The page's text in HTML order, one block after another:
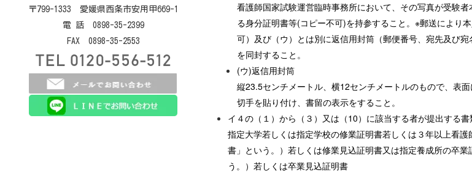
看護師国家試験運営臨時事務所において、その写真が受験
る身分証明書等(コピー不可)を持参すること。※郵送により
可）及び（ウ）とは別に返信用封筒（郵便番号、宛先及び
を同封すること。
(ウ)返信用封筒
縦23.5センチメートル、横12センチメートルのもので、表
切手を貼り付け、書留の表示をすること。
イ４の（１）から（３）又は（10）に該当する者が提出する書
指定大学若しくは指定学校の修業証明書若しくは３年以上看
書」という。）若しくは修業見込証明書又は指定養成所の卒
う。）若しくは卒業見込証明書
〒799-1333 愛媛県西条市安用甲669-1
電 話 0898-35-2399
FAX 0898-35-2553